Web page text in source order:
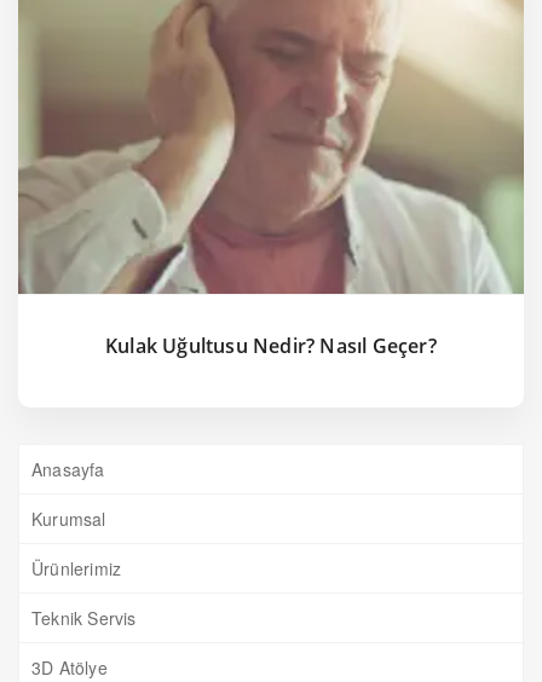
Kulak Uğultusu Nedir? Nasıl Geçer?
Anasayfa
Kurumsal
Ürünlerimiz
Teknik Servis
3D Atölye